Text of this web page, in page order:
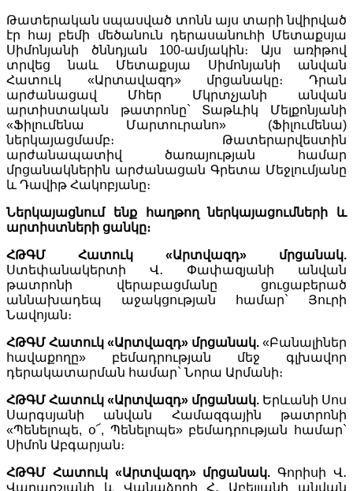
Թատերական սպասված տոնն այս տարի նվիրված
էր հայ բեմի մեծանուն դերասանուհի Մետաքսյա
Սիմոնյանի ծննդյան 100-ամյակին։ Այս առիթով
տրվեց նաև Մետաքսյա Սիմոնյանի անվան
Հատուկ «Արտավազդ» մրցանակը։ Դրան
արժանացավ Մհեր Մկրտչյանի անվան
արտիստական թատրոնը` Տաթևիկ Մելքոնյանի
«Ֆիլումենա Մարտուրանո» (Ֆիլումենա)
ներկայացմամբ։ Թատերարվեստին
արժանապատիվ ծառայության համար
մրցանակներին արժանացան Գրետա Մեջլումյանը
և Դավիթ Հակոբյանը։
Ներկայացնում ենք հաղթող ներկայացումների և
արտիստների ցանկը։
ՀԹԳՄ Հատուկ «Արտվազդ» մրցանակ.
Ստեփանակերտի Վ․ Փափազյանի անվան
թատրոնի վերաբացմանը ցուցաբերած
աննախադեպ աջակցության համար` Յուրի
Նավոյան։
ՀԹԳՄ Հատուկ «Արտվազդ» մրցանակ. «Բանալիներ
հավաքողը» բեմադրության մեջ գլխավոր
դերակատարման համար` Նորա Արմանի։
ՀԹԳՄ Հատուկ «Արտվազդ» մրցանակ. Երևանի Սոս
Սարգսյանի անվան Համազգային թատրոնի
«Պենելոպե, օ՜, Պենելոպե» բեմադրության համար`
Սիմոն Աբգարյան։
ՀԹԳՄ Հատուկ «Արտվազդ» մրցանակ. Գորիսի Վ․
Վաղարշյանի և Վանաձորի Հ․ Աբելյանի անվան